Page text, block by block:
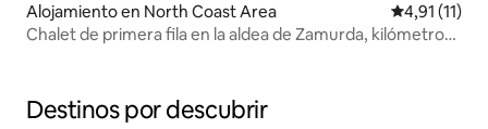
Alojamiento en North Coast Area Calificación
4,91 (11)
Chalet de primera fila en la aldea de Zamurda, kilómetro
Destinos por descubrir